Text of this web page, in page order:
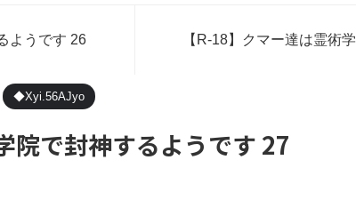
ようです 26 【R-18】クマー達は霊術
◆Xyi.56AJyo
院で封神するようです 27